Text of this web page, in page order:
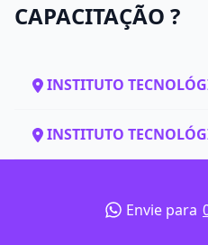
CAPACITAÇÃO ?
INSTITUTO
INSTITUTO
em Resende - RJ
Envie para